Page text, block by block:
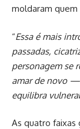
moldaram quem
“Essa é mais
passadas,
personagem se
amar de novo —
equilibra
As quatro faixas